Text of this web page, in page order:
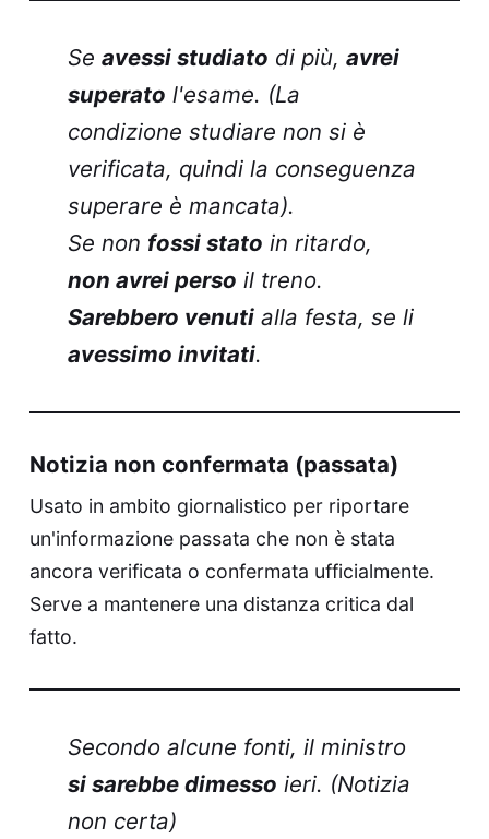
Seavessi studiato di più,avrei
superato l'esame. (La
condizionestudiare non si è
verificata, quindi la conseguenza
superare è mancata).
Se non fossi stato in ritardo,
non avrei perso il treno.
Sarebbero venuti alla festa, se li
avessimo invitati.
Notizia non confermata (passata)
Usato in ambito giornalistico per riportare
un'informazione passata che non è stata
ancora verificata o confermata ufficialmente.
Serve a mantenere una distanza critica dal
fatto.
Secondo alcune fonti, il ministro
si sarebbe dimesso ieri. (Notizia
non certa)